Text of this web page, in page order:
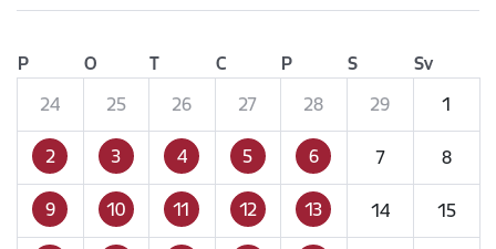
P O T C P S
Sv
24
25 26 27 28 29 1
2 3 4 5 6 7 8
9 10 11 12 13 14 15